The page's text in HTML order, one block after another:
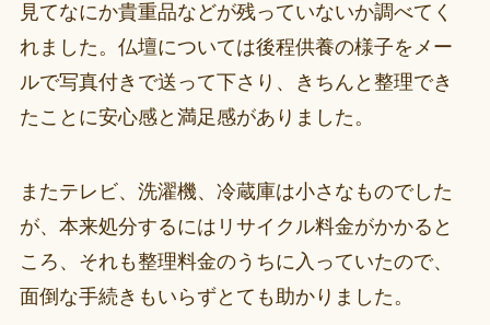
見てなにか貴重品などが残っていないか調べてく
れました。仏壇については後程供養の様子をメー
ルで写真付きで送って下さり、きちんと整理でき
たことに安心感と満足感がありました。
またテレビ、洗濯機、冷蔵庫は小さなものでした
が、本来処分するにはリサイクル料金がかかると
ころ、それも整理料金のうちに入っていたので、
面倒な手続きもいらずとても助かりました。